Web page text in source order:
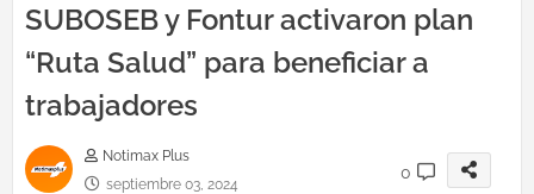
SUBOSEB y Fontur activaron plan
“Ruta Salud” para beneficiar a
trabajadores
Notimax Plus
septiembre 03, 2024
0